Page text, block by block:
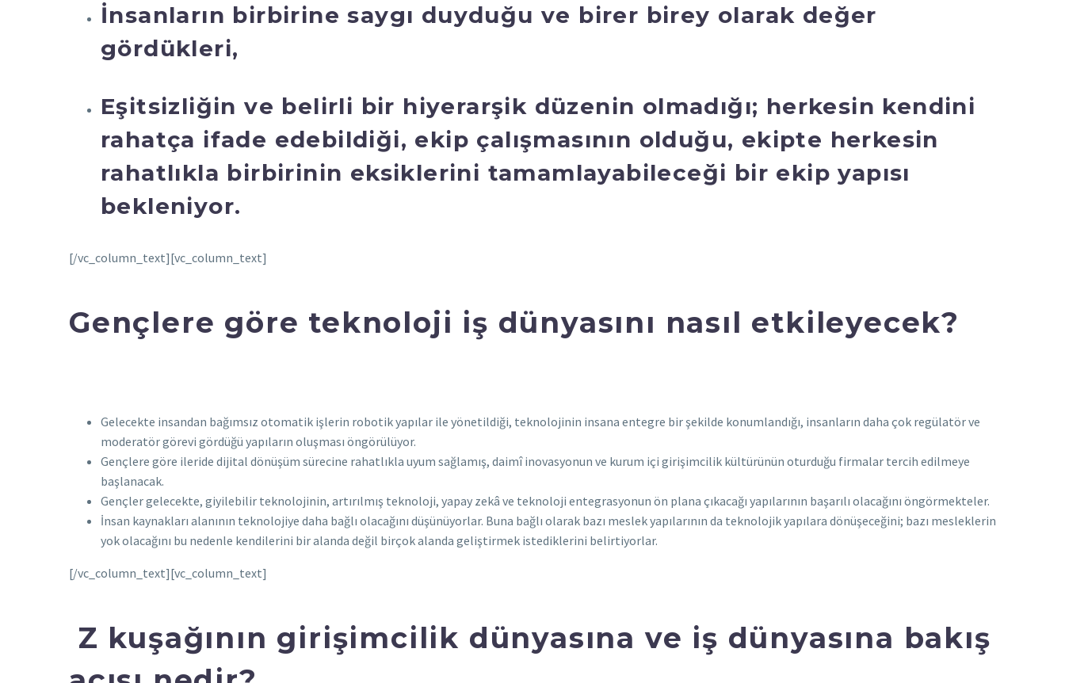
İnsanların birbirine saygı duyduğu ve birer birey olarak değer
gördükleri,
Eşitsizliğin ve belirli bir hiyerarşik düzenin olmadığı; herkesin kendini
rahatça ifade edebildiği, ekip çalışmasının olduğu, ekipte herkesin
rahatlıkla birbirinin eksiklerini tamamlayabileceği bir ekip yapısı
bekleniyor.
[/vc_column_text][vc_column_text]
Gençlere göre teknoloji iş dünyasını nasıl etkileyecek?
Gelecekte insandan bağımsız otomatik işlerin robotik yapılar ile yönetildiği, teknolojinin insana entegre bir şekilde konumlandığı, insanların daha çok regülatör ve
moderatör görevi gördüğü yapıların oluşması öngörülüyor.
Gençlere göre ileride dijital dönüşüm sürecine rahatlıkla uyum sağlamış, daimî inovasyonun ve kurum içi girişimcilik kültürünün oturduğu firmalar tercih edilmeye
başlanacak.
Gençler gelecekte, giyilebilir teknolojinin, artırılmış teknoloji, yapay zekâ ve teknoloji entegrasyonun ön plana çıkacağı yapılarının başarılı olacağını öngörmekteler.
İnsan kaynakları alanının teknolojiye daha bağlı olacağını düşünüyorlar. Buna bağlı olarak bazı meslek yapılarının da teknolojik yapılara dönüşeceğini; bazı mesleklerin
yok olacağını bu nedenle kendilerini bir alanda değil birçok alanda geliştirmek istediklerini belirtiyorlar.
[/vc_column_text][vc_column_text]
Z kuşağının girişimcilik dünyasına ve iş dünyasına bakış